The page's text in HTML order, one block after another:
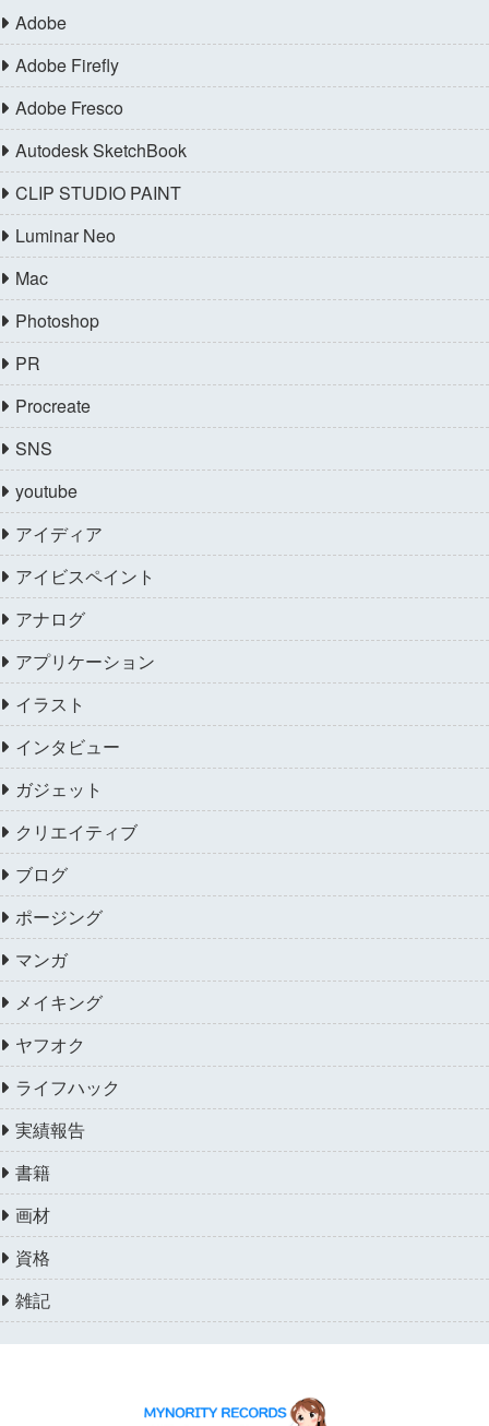
Adobe
Adobe Firefly
Adobe Fresco
Autodesk SketchBook
CLIP STUDIO PAINT
Luminar Neo
Mac
Photoshop
PR
Procreate
SNS
youtube
アイディア
アイビスペイント
アナログ
アプリケーション
イラスト
インタビュー
ガジェット
クリエイティブ
ブログ
ポージング
マンガ
メイキング
ヤフオク
ライフハック
実績報告
書籍
画材
資格
雑記